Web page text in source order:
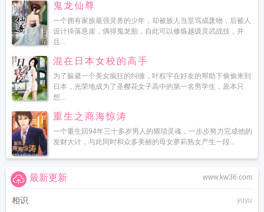
鬼龙仙尊
一个拥有家族最强灵兽的少年，却被族人当堂骂成废物，后被人
设计掉落悬崖，偶得鬼龙胎，自此可以修炼越级灵武战技，并
且...
混在日本女校的高手
为了躲避一个美女疯狂的纠缠，叶权宇在好友的帮助下偷偷来到
日本，光荣地成为了圣樱花女子高中的第一名男学生，原本只
想...
重生之商海惊涛
一个重生回94年三十多岁男人的猥琐灵魂，一步步努力完成他的
发财大计，与此同时和众多美丽的母女萝莉熟女产生一段...
www.kw36.com
最新更新
相识 yuyu